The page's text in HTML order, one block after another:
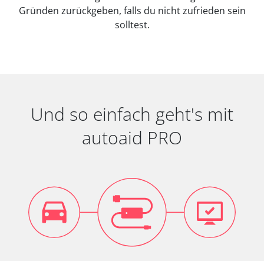
Gründen zurückgeben, falls du nicht zufrieden sein
solltest.
Und so einfach geht's mit
autoaid PRO